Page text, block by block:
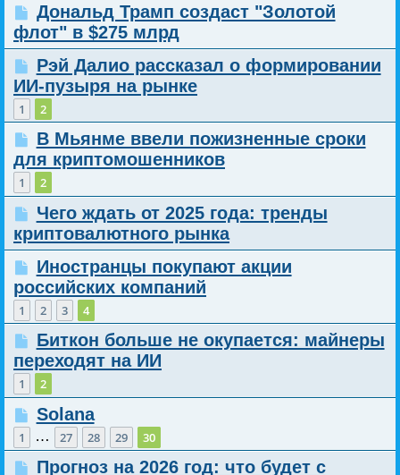
Дональд Трамп создаст "Золотой
флот" в $275 млрд
Рэй Далио рассказал о формировании
ИИ-пузыря на рынке
1 2
В Мьянме ввели пожизненные сроки
для криптомошенников
1 2
Чего ждать от 2025 года: тренды
криптовалютного рынка
Иностранцы покупают акции
российских компаний
1 2 3 4
Биткон больше не окупается: майнеры
переходят на ИИ
1 2
Solana
1 … 27 28 29 30
Прогноз на 2026 год: что будет с